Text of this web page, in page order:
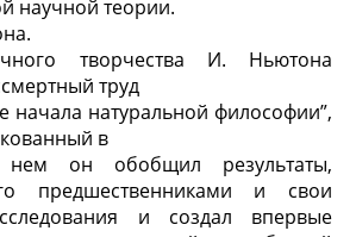
научной теории.
творчества И. Ньютона
труд
начала натуральной философии”,
в
он обобщил результаты,
предшественниками и свои
и создал впервые